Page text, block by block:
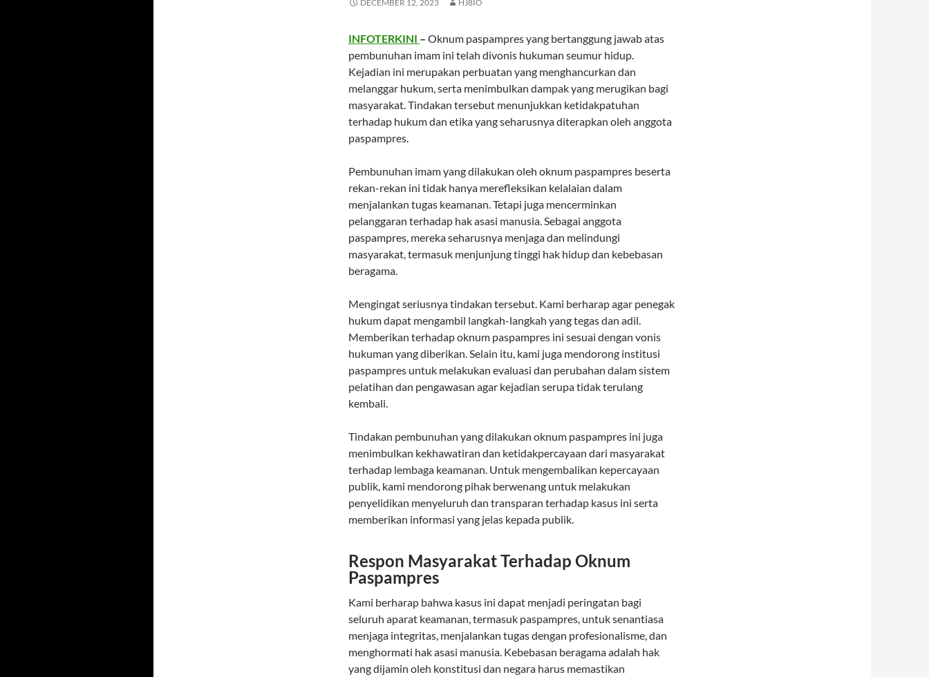
DECEMBER 12, 2023 HJ8IO
INFOTERKINI – Oknum paspampres yang bertanggung jawab atas
pembunuhan imam ini telah divonis hukuman seumur hidup.
Kejadian ini merupakan perbuatan yang menghancurkan dan
melanggar hukum, serta menimbulkan dampak yang merugikan bagi
masyarakat. Tindakan tersebut menunjukkan ketidakpatuhan
terhadap hukum dan etika yang seharusnya diterapkan oleh anggota
paspampres.
Pembunuhan imam yang dilakukan oleh oknum paspampres beserta
rekan-rekan ini tidak hanya merefleksikan kelalaian dalam
menjalankan tugas keamanan. Tetapi juga mencerminkan
pelanggaran terhadap hak asasi manusia. Sebagai anggota
paspampres, mereka seharusnya menjaga dan melindungi
masyarakat, termasuk menjunjung tinggi hak hidup dan kebebasan
beragama.
Mengingat seriusnya tindakan tersebut. Kami berharap agar penegak
hukum dapat mengambil langkah-langkah yang tegas dan adil.
Memberikan terhadap oknum paspampres ini sesuai dengan vonis
hukuman yang diberikan. Selain itu, kami juga mendorong institusi
paspampres untuk melakukan evaluasi dan perubahan dalam sistem
pelatihan dan pengawasan agar kejadian serupa tidak terulang
kembali.
Tindakan pembunuhan yang dilakukan oknum paspampres ini juga
menimbulkan kekhawatiran dan ketidakpercayaan dari masyarakat
terhadap lembaga keamanan. Untuk mengembalikan kepercayaan
publik, kami mendorong pihak berwenang untuk melakukan
penyelidikan menyeluruh dan transparan terhadap kasus ini serta
memberikan informasi yang jelas kepada publik.
Respon Masyarakat Terhadap Oknum
Paspampres
Kami berharap bahwa kasus ini dapat menjadi peringatan bagi
seluruh aparat keamanan, termasuk paspampres, untuk senantiasa
menjaga integritas, menjalankan tugas dengan profesionalisme, dan
menghormati hak asasi manusia. Kebebasan beragama adalah hak
yang dijamin oleh konstitusi dan negara harus memastikan